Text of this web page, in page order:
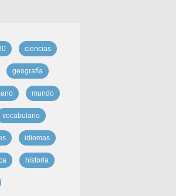
ciencias
geografía
mundo
vocabulario
idiomas
historia